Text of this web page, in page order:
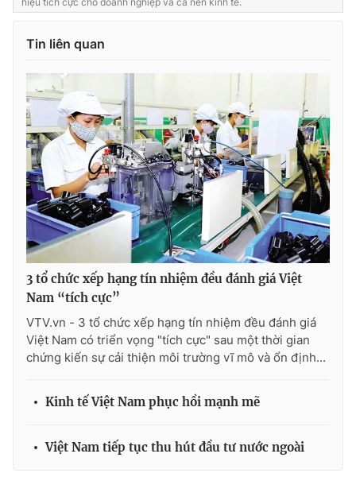
Ðiện thoại Thời báo VTV:024.66 897 897
Liên hệ quảng cáo:
® Cấm sao chép dưới mọi hình thức nếu không có sự chấp
thuận bằng văn bản. Ghi rõ nguồn VTV.vn khi phát hành lại
thông tin từ website này.
Tin liên quan
3 tổ chức xếp hạng tín nhiệm đều đánh giá Việt
Nam “tích cực”
VTV.vn - 3 tổ chức xếp hạng tín nhiệm đều đánh giá
Việt Nam có triển vọng "tích cực" sau một thời gian
chứng kiến sự cải thiện môi trường vĩ mô và ổn định...
Kinh tế Việt Nam phục hồi mạnh mẽ
Việt Nam tiếp tục thu hút đầu tư nước ngoài